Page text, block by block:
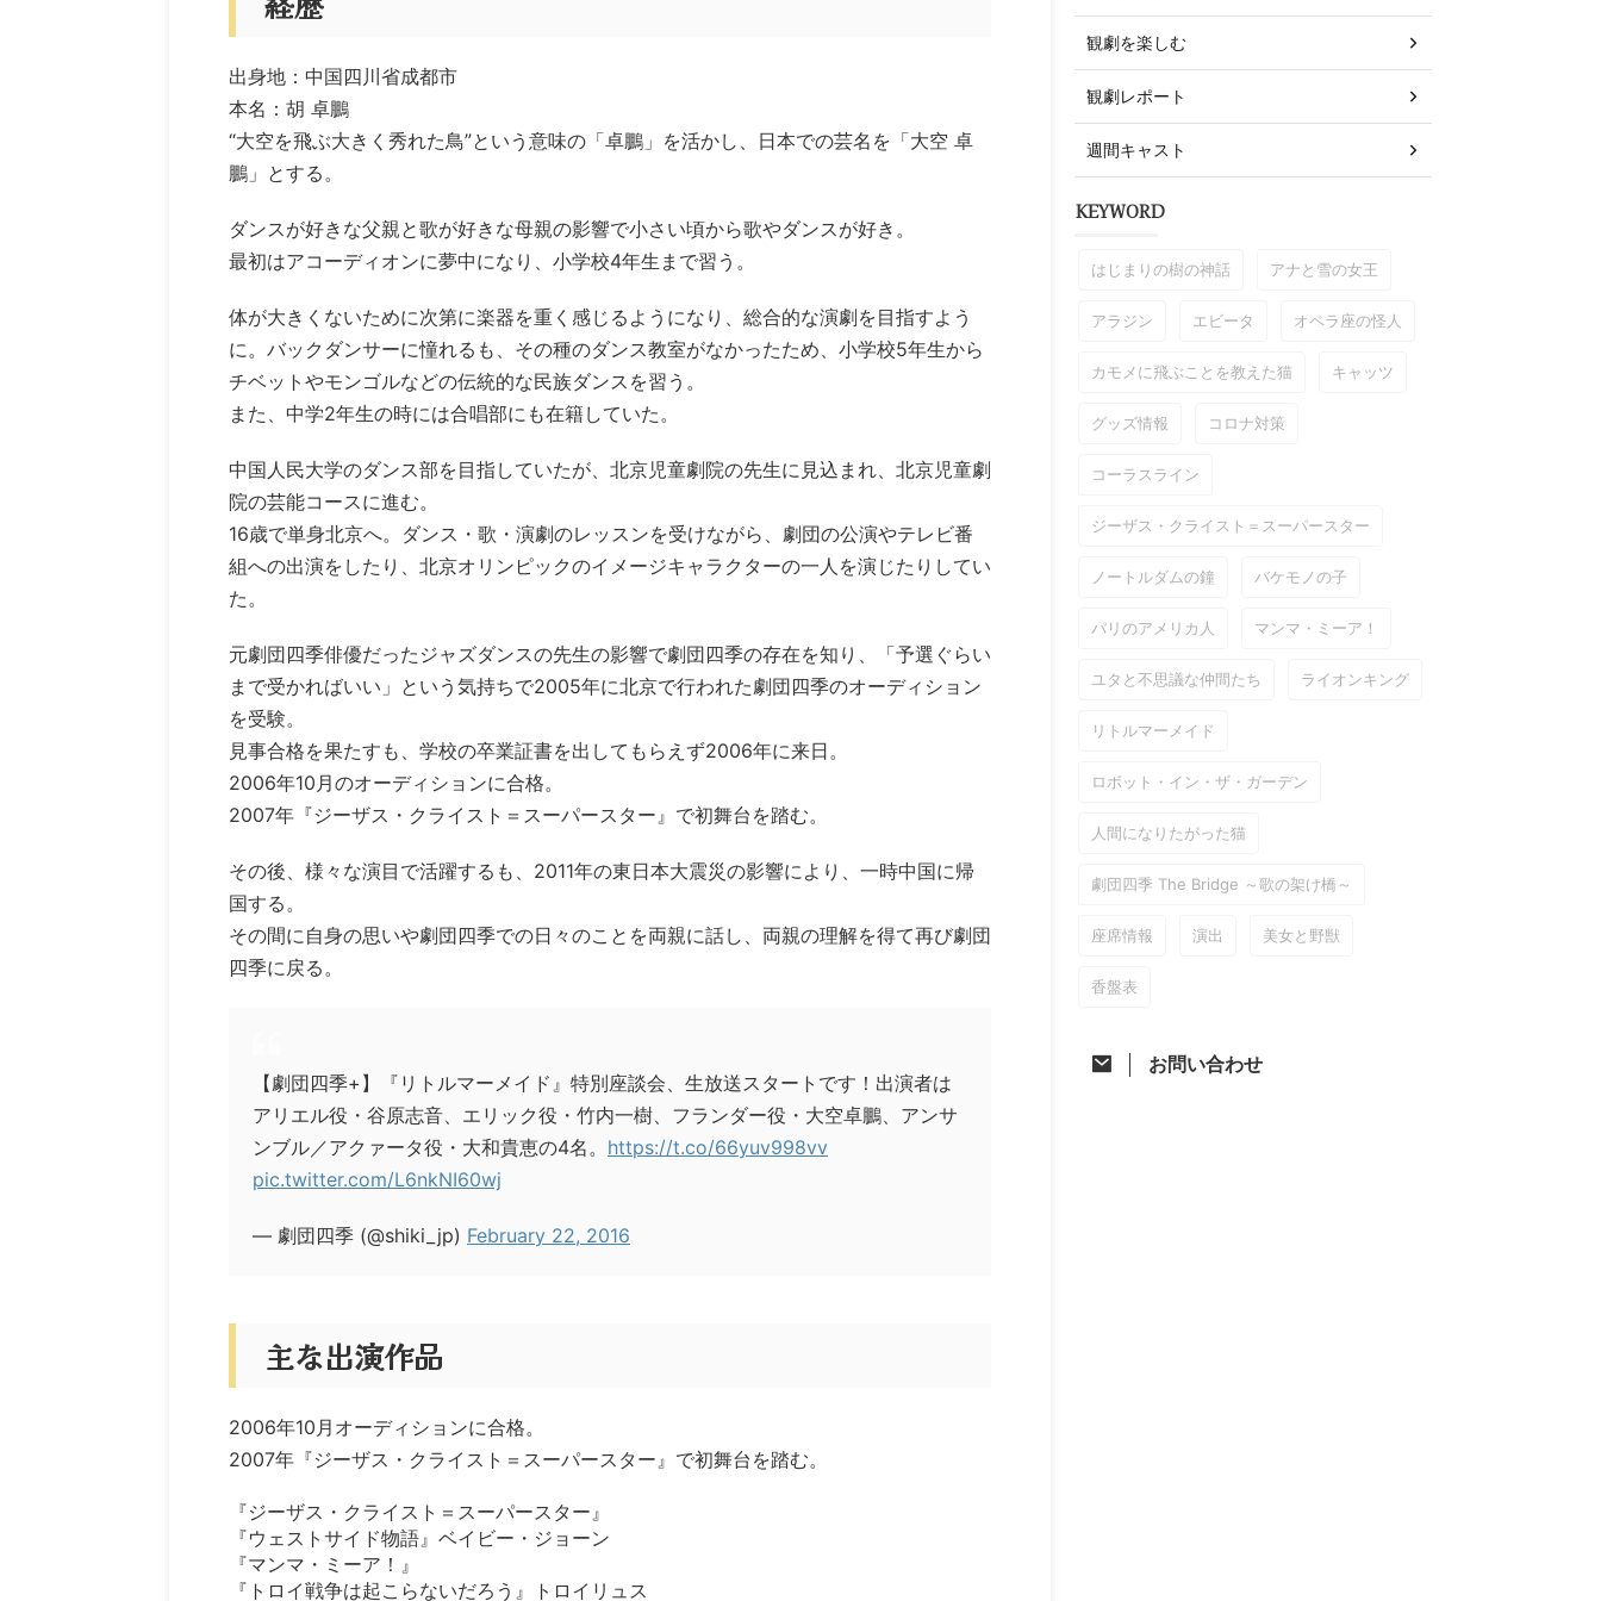
出身地：中国四川省成都市
本名：胡 卓鵬
“大空を飛ぶ大きく秀れた鳥”という意味の「卓鵬」を活かし、日本での芸名を「大空 卓
鵬」とする。
ダンスが好きな父親と歌が好きな母親の影響で小さい頃から歌やダンスが好き。
最初はアコーディオンに夢中になり、小学校4年生まで習う。
体が大きくないために次第に楽器を重く感じるようになり、総合的な演劇を目指すよう
に。バックダンサーに憧れるも、その種のダンス教室がなかったため、小学校5年生から
チベットやモンゴルなどの伝統的な民族ダンスを習う。
また、中学2年生の時には合唱部にも在籍していた。
中国人民大学のダンス部を目指していたが、北京児童劇院の先生に見込まれ、北京児童劇
院の芸能コースに進む。
16歳で単身北京へ。ダンス・歌・演劇のレッスンを受けながら、劇団の公演やテレビ番
組への出演をしたり、北京オリンピックのイメージキャラクターの一人を演じたりしてい
た。
元劇団四季俳優だったジャズダンスの先生の影響で劇団四季の存在を知り、「予選ぐらい
まで受かればいい」という気持ちで2005年に北京で行われた劇団四季のオーディション
を受験。
見事合格を果たすも、学校の卒業証書を出してもらえず2006年に来日。
2006年10月のオーディションに合格。
2007年『ジーザス・クライスト＝スーパースター』で初舞台を踏む。
その後、様々な演目で活躍するも、2011年の東日本大震災の影響により、一時中国に帰
国する。
その間に自身の思いや劇団四季での日々のことを両親に話し、両親の理解を得て再び劇団
四季に戻る。
【劇団四季+】『リトルマーメイド』特別座談会、生放送スタートです！出演者は
アリエル役・谷原志音、エリック役・竹内一樹、フランダー役・大空卓鵬、アンサ
ンブル／アクァータ役・大和貴恵の4名。 https://t.co/66yuv998vv
pic.twitter.com/L6nkNI60wj
— 劇団四季 (@shiki_jp) February 22, 2016
主な出演作品
2006年10月オーディションに合格。
2007年『ジーザス・クライスト＝スーパースター』で初舞台を踏む。
『ジーザス・クライスト＝スーパースター』
『ウェストサイド物語』ベイビー・ジョーン
『マンマ・ミーア！』
『トロイ戦争は起こらないだろう』トロイリュス
観劇を楽しむ
観劇レポート
週間キャスト
KEYWORD
はじまりの樹の神話 アナと雪の女王
アラジン エビータ オペラ座の怪人
カモメに飛ぶことを教えた猫 キャッツ
グッズ情報 コロナ対策
コーラスライン
ジーザス・クライスト＝スーパースター
ノートルダムの鐘 バケモノの子
パリのアメリカ人 マンマ・ミーア！
ユタと不思議な仲間たち ライオンキング
リトルマーメイド
ロボット・イン・ザ・ガーデン
人間になりたがった猫
劇団四季 The Bridge ～歌の架け橋～
座席情報 演出 美女と野獣
香盤表
お問い合わせ